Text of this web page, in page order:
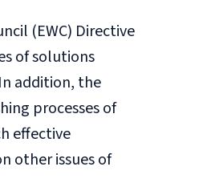
(EWC) Directive
of solutions
addition, the
processes of
effective
other issues of